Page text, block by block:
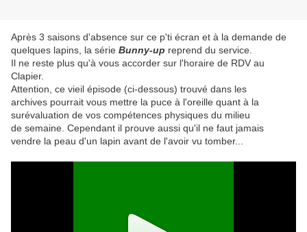
Après 3 saisons d'absence sur ce p'ti écran et à la demande de
quelques lapins, la série Bunny-up reprend du service.
Il ne reste plus qu'à vous accorder sur l'horaire de RDV au
Clapier.
Attention, ce vieil épisode (ci-dessous) trouvé dans les
archives pourrait vous mettre la puce à l'oreille quant à la
surévaluation de vos compétences physiques du milieu
de semaine. Cependant il prouve aussi qu'il ne faut jamais
vendre la peau d'un lapin avant de l'avoir vu tomber...